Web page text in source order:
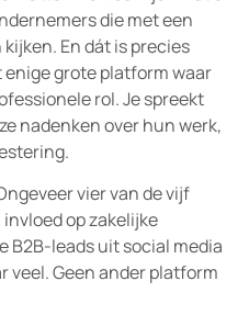
die met een
En dát is precies
grote platform waar
rol. Je spreekt
nadenken over hun werk,
vier van de vijf
op zakelijke
B2B-leads uit social media
veel. Geen ander platform